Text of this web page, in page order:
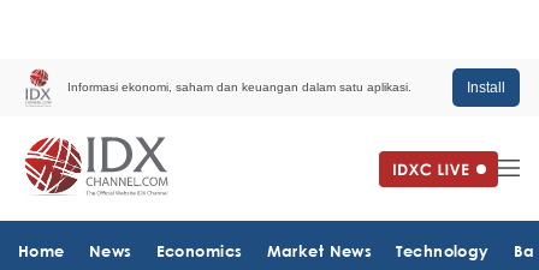
Informasi ekonomi, saham dan keuangan dalam satu aplikasi. Install
Home News Economics Market News Technology